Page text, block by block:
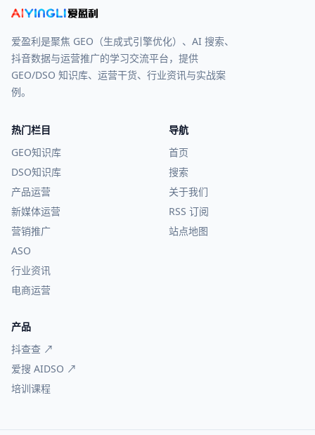
爱盈利是聚焦 GEO（生成式引擎优化）、AI 搜索、
抖音数据与运营推广的学习交流平台，提供
GEO/DSO 知识库、运营干货、行业资讯与实战案
例。
热门栏目
GEO知识库
DSO知识库
产品运营
新媒体运营
营销推广
ASO
行业资讯
电商运营
导航
首页
搜索
关于我们
RSS 订阅
站点地图
产品
抖查查 ↗
爱搜 AIDSO ↗
培训课程